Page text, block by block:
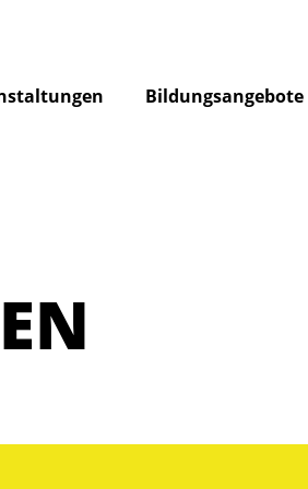
Bildungsangebote